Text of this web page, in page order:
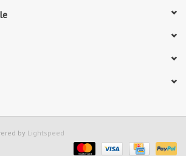
by Lightspeed